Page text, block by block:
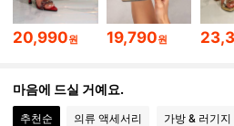
4.92 31K 팔로워
20,990원 19,790원
마음에 드실 거예요.
추천순 의류 액세서리 가방 & 러기지